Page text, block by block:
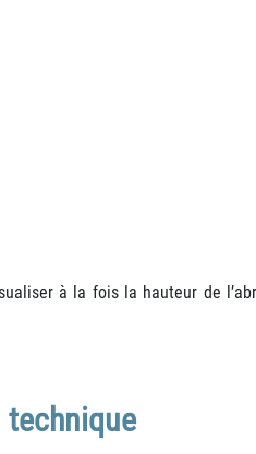
à la fois la hauteur de
technique